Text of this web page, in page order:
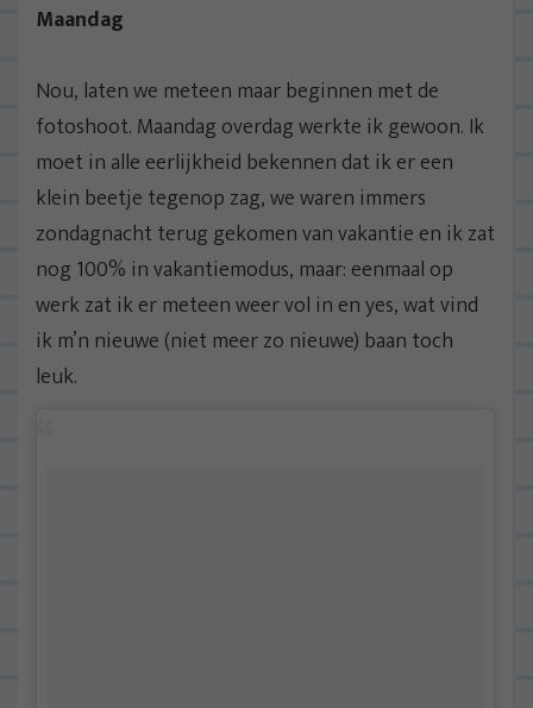
Maandag
Nou, laten we meteen maar beginnen met de
fotoshoot. Maandag overdag werkte ik gewoon. Ik
moet in alle eerlijkheid bekennen dat ik er een
klein beetje tegenop zag, we waren immers
zondagnacht terug gekomen van vakantie en ik zat
nog 100% in vakantiemodus, maar: eenmaal op
werk zat ik er meteen weer vol in en yes, wat vind
ik m’n nieuwe (niet meer zo nieuwe) baan toch
leuk.